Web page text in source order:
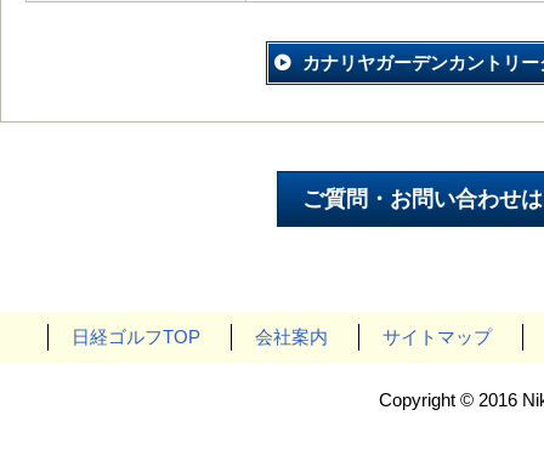
カナリヤガーデンカントリ
日経ゴルフTOP 会社案内 サイトマップ
Copyright © 2016